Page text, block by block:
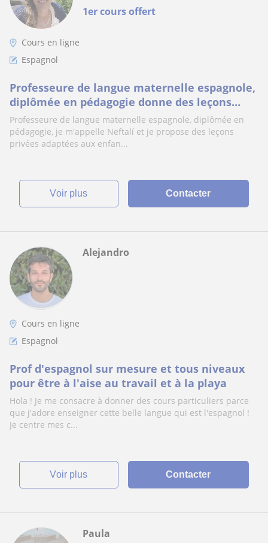
1er cours offert
Cours en ligne
Espagnol
Professeure de langue maternelle espagnole,
diplômée en pédagogie donne des leçons
pour enfants et adultes
Professeure de langue maternelle espagnole, diplômée en
pédagogie, je m'appelle Neftalí et je propose des leçons
privées adaptées aux enfan...
voir plus Contacter
Alejandro
Cours en ligne
Espagnol
Prof d'espagnol sur mesure et tous niveaux
pour être à l'aise au travail et à la playa
Hola ! Je me consacre à donner des cours particuliers parce
que j'adore enseigner cette belle langue qui est l'espagnol !
Je centre mes c...
voir plus Contacter
Paula